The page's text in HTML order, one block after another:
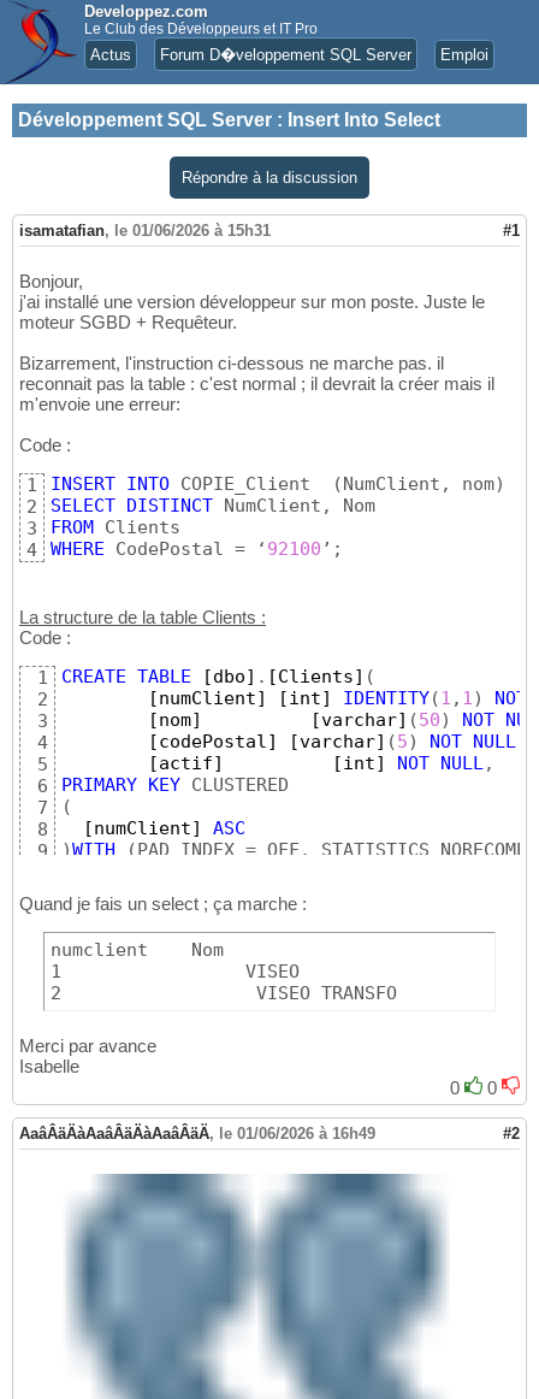
Developpez.com
Le Club des Développeurs et IT Pro
Actus Forum D�veloppement SQL Server Emploi
Développement SQL Server : Insert Into Select
Répondre à la discussion
isamatafian, le 01/06/2026 à 15h31 #1
Bonjour,
j'ai installé une version développeur sur mon poste. Juste le
moteur SGBD + Requêteur.
Bizarrement, l'instruction ci-dessous ne marche pas. il
reconnait pas la table : c'est normal ; il devrait la créer mais il
m'envoie une erreur:
Code :
1
2
3
4
INSERT INTO COPIE_Client ( NumClient, nom)
SELECT
DISTINCT
FROM
WHERE CodePostal = ‘ 92100 ’;
La structure de la table Clients :
Code :
1
2
3
4
5
6
7
8
9
CREATE TABLE [dbo] . [Clients] (
[numClient]
[int] IDENTITY(1 , 1) NOT
[nom]
[varchar] (50) NOT
[codePostal]
[varchar] (5) NOT NULL
[actif]
[int] NOT NULL
PRIMARY
KEY
(
[numClient]
ASC
)WITH (PAD_INDEX = OFF,
Quand je fais un select ; ça marche :
numclient    Nom
1	          VISEO
2	           VISEO TRANSFO
Merci par avance
Isabelle
0
0
AaâÂäÄàAaâÂäÄàAaâÂäÄ, le 01/06/2026 à 16h49 #2